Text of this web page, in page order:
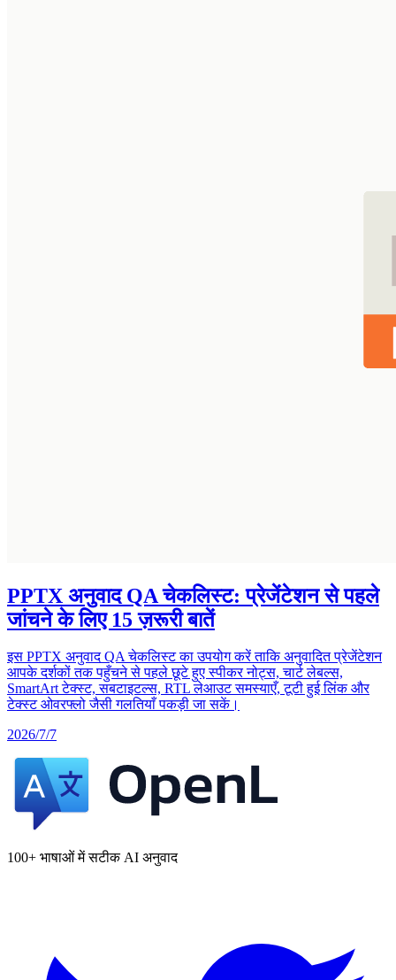
PPTX अनुवाद QA चेकलिस्ट: प्रेजेंटेशन से पहले
जांचने के लिए 15 ज़रूरी बातें
इस PPTX अनुवाद QA चेकलिस्ट का उपयोग करें ताकि अनुवादित प्रेजेंटेशन
आपके दर्शकों तक पहुँचने से पहले छूटे हुए स्पीकर नोट्स, चार्ट लेबल्स,
SmartArt टेक्स्ट, सबटाइटल्स, RTL लेआउट समस्याएँ, टूटी हुई लिंक और
टेक्स्ट ओवरफ्लो जैसी गलतियाँ पकड़ी जा सकें।
2026/7/7
100+ भाषाओं में सटीक AI अनुवाद